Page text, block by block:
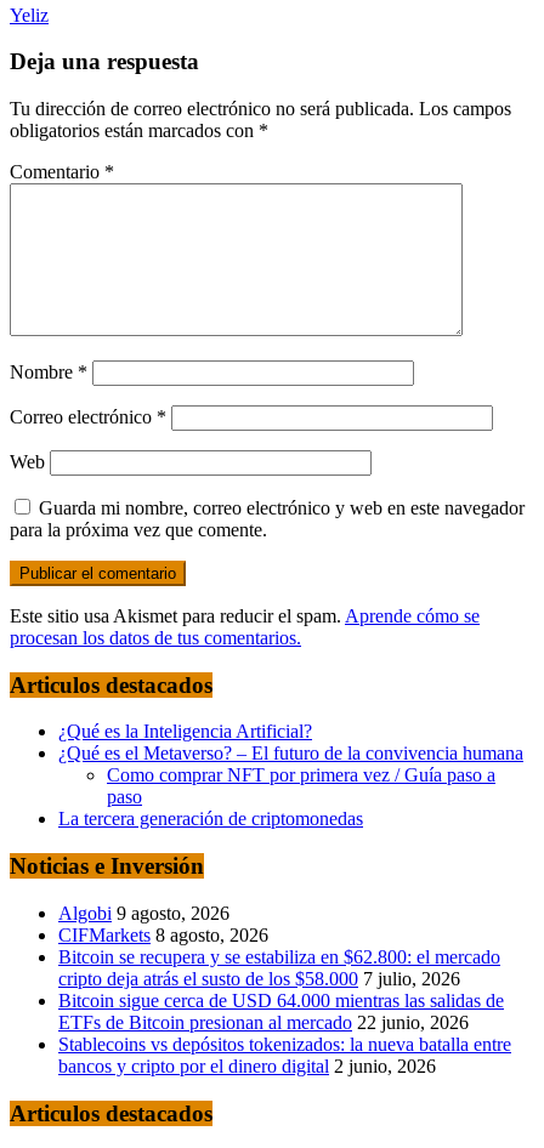
Yeliz
Deja una respuesta
Tu dirección de correo electrónico no será publicada. Los campos
obligatorios están marcados con *
Comentario *
Nombre *
Correo electrónico *
Web
Guarda mi nombre, correo electrónico y web en este navegador
para la próxima vez que comente.
Este sitio usa Akismet para reducir el spam. Aprende cómo se
procesan los datos de tus comentarios.
Articulos destacados
¿Qué es la Inteligencia Artificial?
¿Qué es el Metaverso? – El futuro de la convivencia humana
Como comprar NFT por primera vez / Guía paso a
paso
La tercera generación de criptomonedas
Noticias e Inversión
Algobi 9 agosto, 2026
CIFMarkets 8 agosto, 2026
Bitcoin se recupera y se estabiliza en $62.800: el mercado
cripto deja atrás el susto de los $58.000 7 julio, 2026
Bitcoin sigue cerca de USD 64.000 mientras las salidas de
ETFs de Bitcoin presionan al mercado 22 junio, 2026
Stablecoins vs depósitos tokenizados: la nueva batalla entre
bancos y cripto por el dinero digital 2 junio, 2026
Articulos destacados